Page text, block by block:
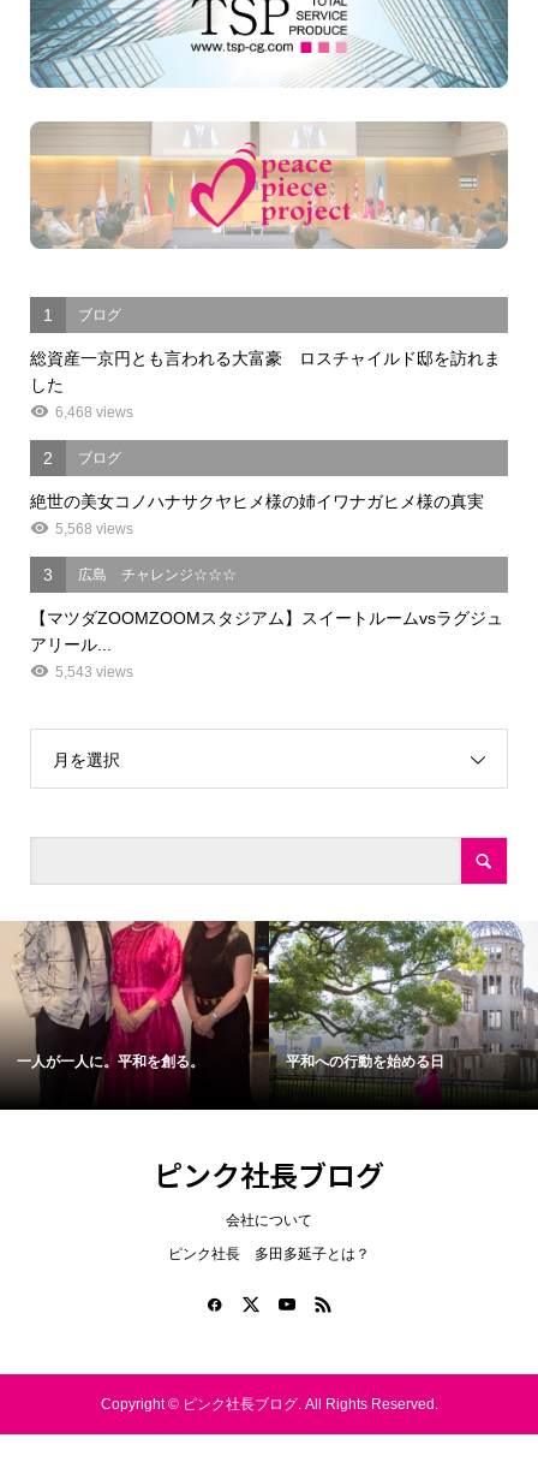
1 ブログ
総資産一京円とも言われる大富豪 ロスチャイルド邸を訪れま
した
6,468 views
2 ブログ
絶世の美女コノハナサクヤヒメ様の姉イワナガヒメ様の真実
5,568 views
3 広島 チャレンジ☆☆☆
【マツダZOOMZOOMスタジアム】スイートルームvsラグジュ
アリール...
5,543 views
月を選択
一人が一人に。平和を創る。 平和への行動を始める日
ピンク社長ブログ
会社について
ピンク社長 多田多延子とは？
Copyright ©ピンク社長ブログ. All Rights Reserved.